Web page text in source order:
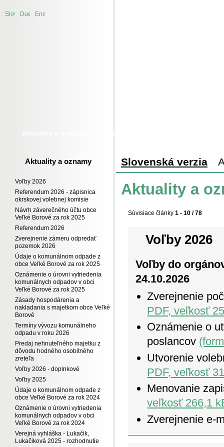
SlovenskáDuetsche
English
Samospráva
Aktuality a oznamy
Voľby 2026
Referendum 2026 - zápisnica
okrskovej volebnej komisie
Návrh záverečného účtu obce
Veľké Borové za rok 2025
Referendum 2026
Zverejnenie zámeru odpredať
pozemok 2026
Údaje o komunálnom odpade z
obce Veľké Borové za rok 2025
Oznámenie o úrovni vytriedenia
komunálnych odpadov v obci
Veľké Borové za rok 2025
Zásady hospodárenia a
nakladania s majetkom obce Veľké
Borové
Termíny vývozu komunálneho
odpadu v roku 2026
Predaj nehnuteľného majetku z
dôvodu hodného osobitného
zreteľa
Voľby 2026 - doplnkové
Voľby 2025
Údaje o komunálnom odpade z
obce Veľké Borové za rok 2024
Oznámenie o úrovni vytriedenia
komunálnych odpadov v obci
Veľké Borové za rok 2024
Verejná vyhláška - Lukačik,
Lukačiková 2025 - rozhodnutie
Slovenská verzia
Aktuality a
Súvisiace články 1 - 10 / 78
Voľby 2026
Voľby do
24.10.2026
Zverejnenie
PDF, veľkosť
Oznámenie o
poslancov
Utvorenie
PDF, veľkosť
Menovanie
veľkosť 266,1
Zverejnenie e-